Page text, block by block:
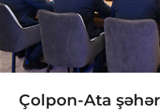
Çolpon-Ata